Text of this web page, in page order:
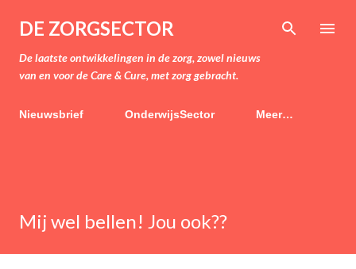
Doorgaan naar hoofdcontent
DE ZORGSECTOR
De laatste ontwikkelingen in de zorg, zowel nieuws
van en voor de Care & Cure, met zorg gebracht.
Nieuwsbrief OnderwijsSector Meer…
Mij wel bellen! Jou ook??